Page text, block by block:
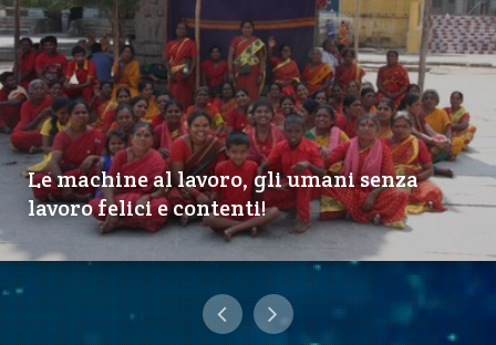
Le machine al lavoro, gli umani senza
lavoro felici e contenti!